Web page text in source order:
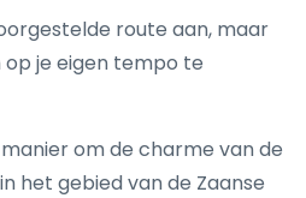
route aan, maar
op je eigen tempo te
om de charme van de
het gebied van de Zaanse